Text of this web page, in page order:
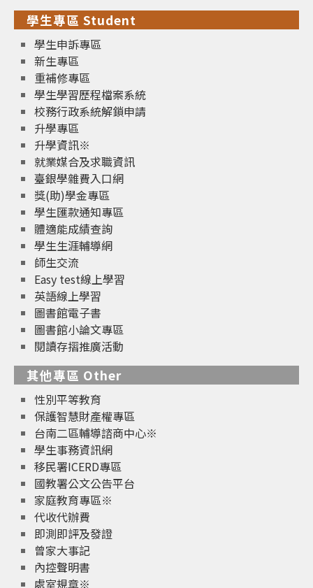
學生專區 Student
學生申訴專區
新生專區
重補修專區
學生學習歷程檔案系統
校務行政系統解鎖申請
升學專區
升學資訊※
就業媒合及求職資訊
臺銀學雜費入口網
獎(助)學金專區
學生匯款通知專區
體適能成績查詢
學生生涯輔導網
師生交流
Easy test線上學習
英語線上學習
圖書館電子書
圖書館小論文專區
閱讀存摺推廣活動
其他專區 Other
性別平等教育
保護智慧財產權專區
台南二區輔導諮商中心※
學生事務資訊網
移民署ICERD專區
國教署公文公告平台
家庭教育專區※
代收代辦費
即測即評及發證
曾家大事記
內控聲明書
處室規章※